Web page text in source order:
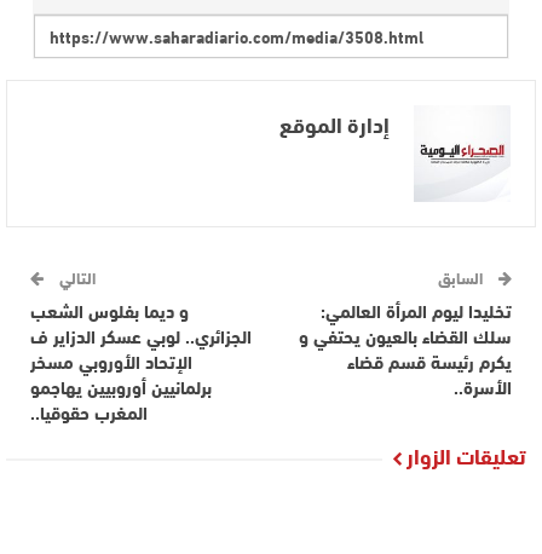
إدارة الموقع
السابق
تخليدا ليوم المرأة العالمي:
سلك القضاء بالعيون يحتفي و
يكرم رئيسة قسم قضاء
الأسرة..
التالي
و ديما بفلوس الشعب
الجزائري.. لوبي عسكر الدزاير ف
الإتحاد الأوروبي مسخر
برلمانيين أوروبيين يهاجمو
المغرب حقوقيا..
تعليقات الزوار